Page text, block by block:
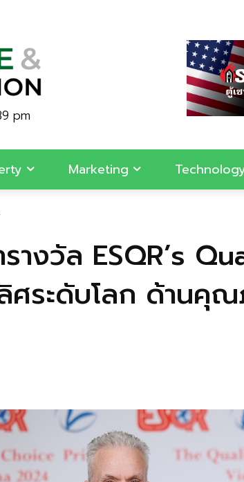
pm
Marketing
างวัล ESQR’s
ศระดับโลก ด้านคุ